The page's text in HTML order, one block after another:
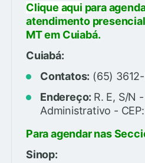
Clique aqui para
atendimento
MT em Cuiabá.
Cuiabá:
Contatos: (65)
Endereço: R. E, S/N
Administrativo -
Para agendar nas
Sinop: